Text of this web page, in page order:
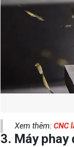
Xem thêm: CNC
3. Máy phay